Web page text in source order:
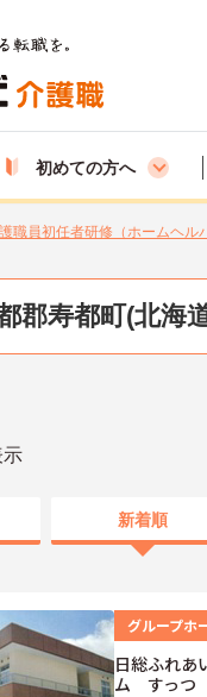
初めての方へ
職員初任者研修（ホームヘル
郡寿都町(北海
示
新着順
グループホ
日総ふれあ
ム すっつ